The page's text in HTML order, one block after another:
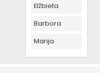
Elžbieta
Barbora
Marija